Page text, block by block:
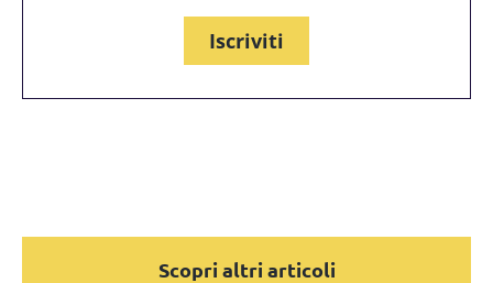
Iscriviti
Scopri altri articoli